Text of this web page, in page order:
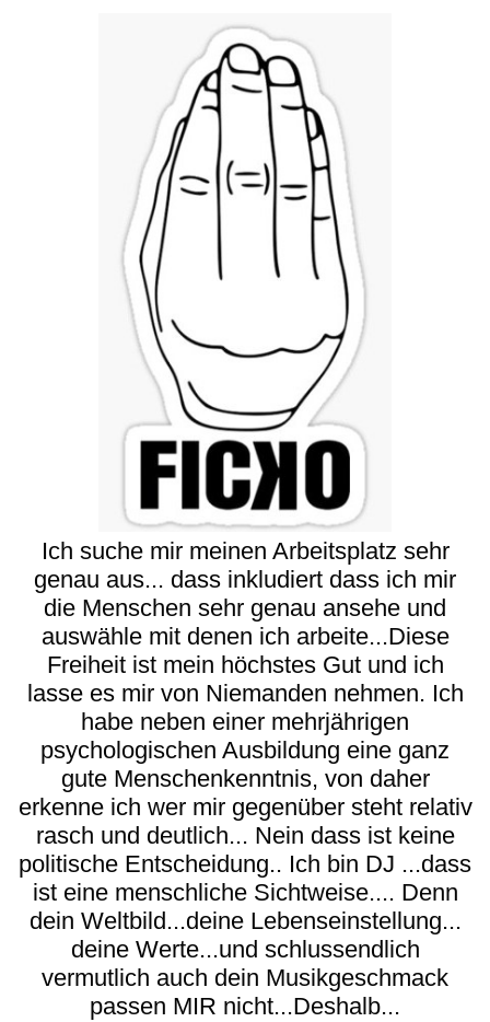
Ich suche mir meinen Arbeitsplatz sehr
genau aus... dass inkludiert dass ich mir
die Menschen sehr genau ansehe und
auswähle mit denen ich arbeite...Diese
Freiheit ist mein höchstes Gut und ich
lasse es mir von Niemanden nehmen. Ich
habe neben einer mehrjährigen
psychologischen Ausbildung eine ganz
gute Menschenkenntnis, von daher
erkenne ich wer mir gegenüber steht relativ
rasch und deutlich... Nein dass ist keine
politische Entscheidung.. Ich bin DJ ...dass
ist eine menschliche Sichtweise.... Denn
dein Weltbild...deine Lebenseinstellung...
deine Werte...und schlussendlich
vermutlich auch dein Musikgeschmack
passen MIR nicht...Deshalb...